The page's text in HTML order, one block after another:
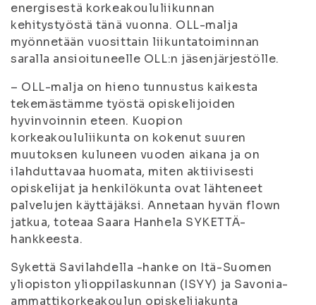
energisestä korkeakoululiikunnan
kehitystyöstä tänä vuonna. OLL-malja
myönnetään vuosittain liikuntatoiminnan
saralla ansioituneelle OLL:n jäsenjärjestölle.
– OLL-malja on hieno tunnustus kaikesta
tekemästämme työstä opiskelijoiden
hyvinvoinnin eteen. Kuopion
korkeakoululiikunta on kokenut suuren
muutoksen kuluneen vuoden aikana ja on
ilahduttavaa huomata, miten aktiivisesti
opiskelijat ja henkilökunta ovat lähteneet
palvelujen käyttäjäksi. Annetaan hyvän flown
jatkua, toteaa Saara Hanhela SYKETTÄ-
hankkeesta.
Sykettä Savilahdella -hanke on Itä-Suomen
yliopiston ylioppilaskunnan (ISYY) ja Savonia-
ammattikorkeakoulun opiskelijakunta